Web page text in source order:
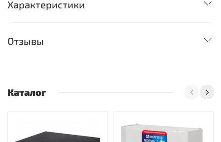
Характеристики
Отзывы
Каталог